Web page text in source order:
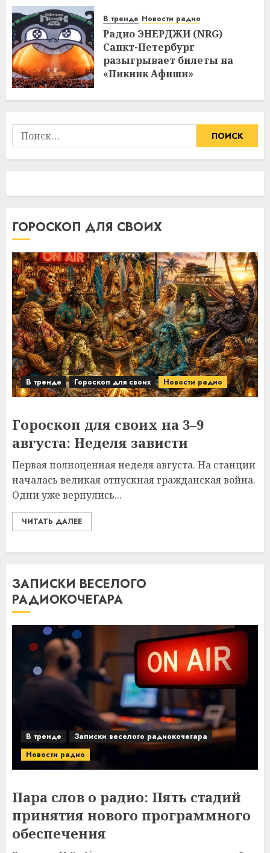
В тренде Новости радио
Радио ЭНЕРДЖИ (NRG)
Санкт-Петербург
разыгрывает билеты на
«Пикник Афиши»
Найти:
ГОРОСКОП ДЛЯ СВОИХ
В тренде Гороскоп для своих Новости радио
Гороскоп для своих на 3–9
августа: Неделя зависти
Первая полноценная неделя августа. На станции
началась великая отпускная гражданская война.
Одни уже вернулись...
ЧИТАТЬ ДАЛЕЕ
ЗАПИСКИ ВЕСЕЛОГО
РАДИОКОЧЕГАРА
В тренде
Записки веселого радиокочегара
Новости радио
Пара слов о радио: Пять стадий
принятия нового программного
обеспечения